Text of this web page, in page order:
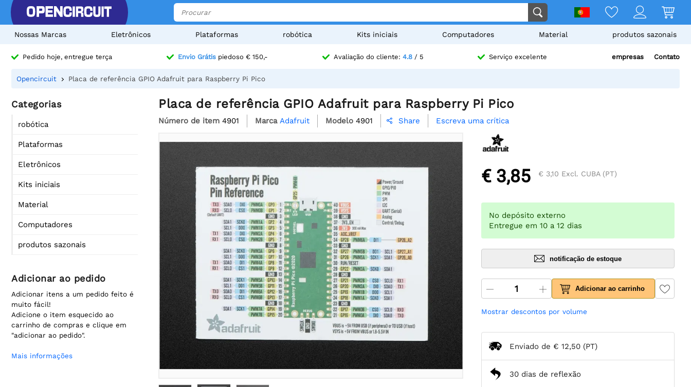
Nossas Marcas Eletrônicos Plataformas robótica Kits iniciais Computadores Material produtos sazonais
Pedido hoje, entregue terça Envio Grátispiedoso € 150,- Avaliação do cliente: 4.8/ 5 Serviço excelente empresas Contato
Opencircuit Placa de referência GPIO Adafruit para Raspberry Pi Pico
Categorias
robótica
Plataformas
Eletrônicos
Kits iniciais
Material
Computadores
produtos sazonais
Adicionar ao pedido
Adicionar itens a um pedido feito é
muito fácil!
Adicione o item esquecido ao
carrinho de compras e clique em
"adicionar ao pedido".
Mais informações
Placa de referência GPIO Adafruit para Raspberry Pi Pico
Número de item 4901 Marca Adafruit Modelo 4901  Share Escreva uma crítica
€ 3,85 € 3,10 Excl. CUBA (PT)
No depósito externo
Entregue em 10 a 12 dias
notificação de estoque
Adicionar ao carrinho
Mostrar descontos por volume
Enviado de € 12,50 (PT)
30 dias de reflexão